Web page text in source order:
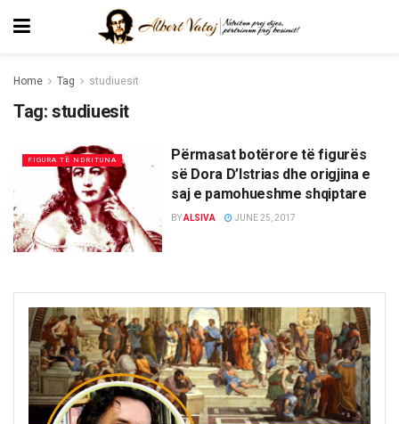
Home Tag studiuesit
Tag: studiuesit
FIGURA TË NDRITUNA
Përmasat botërore të figurës
së Dora D’Istrias dhe origjina e
saj e pamohueshme shqiptare
BYALSIVA JUNE 25, 2017